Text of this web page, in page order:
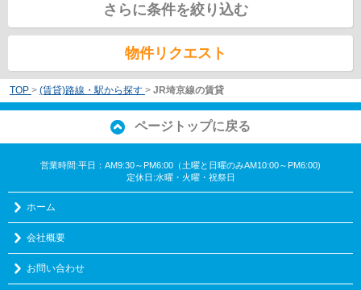
さらに条件を絞り込む
物件リクエスト
TOP > (賃貸)路線・駅から探す > JR埼京線の賃貸
ページトップに戻る
営業時間:平日：AM9:30～PM6:00（土曜と日曜のみAM10:00～PM6:00)
定休日:水曜・火曜・祝祭日
ホーム
会社概要
お問い合わせ